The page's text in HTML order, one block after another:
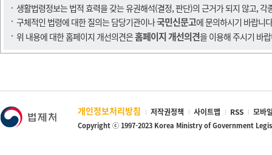
생활법령정보는 법적 효력을 갖는 유권해석(결정, 판단)의 근거가 되지 않고,
구체적인 법령에 대한 질의는 담당기관이나국민신문고에 문의하시기 바랍니
위 내용에 대한 홈페이지 개선의견은홈페이지 개선의견을 이용해 주시기 바
개인정보처리방침 저작권정책 사이트맵 RSS 모바
Copyright ⓒ 1997-2023 Korea Ministry of Government